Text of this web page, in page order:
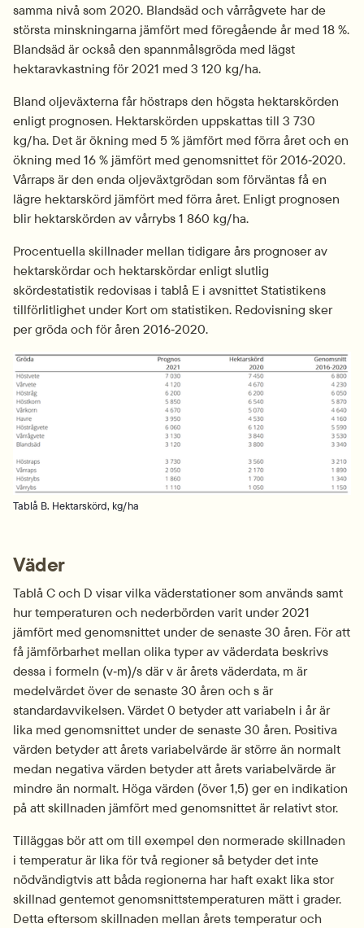
samma nivå som 2020. Blandsäd och vårrågvete har de
största minskningarna jämfört med föregående år med 18 %.
Blandsäd är också den spannmålsgröda med lägst
hektaravkastning för 2021 med 3 120 kg/ha.
Bland oljeväxterna får höstraps den högsta hektarskörden
enligt prognosen. Hektarskörden uppskattas till 3 730
kg/ha. Det är ökning med 5 % jämfört med förra året och en
ökning med 16 % jämfört med genomsnittet för 2016‑2020.
Vårraps är den enda oljeväxtgrödan som förväntas få en
lägre hektarskörd jämfört med förra året. Enligt prognosen
blir hektarskörden av vårrybs 1 860 kg/ha.
Procentuella skillnader mellan tidigare års prognoser av
hektarskördar och hektarskördar enligt slutlig
skördestatistik redovisas i tablå E i avsnittet Statistikens
tillförlitlighet under Kort om statistiken. Redovisning sker
per gröda och för åren 2016‑2020.
Tablå B. Hektarskörd, kg/ha
Väder
Tablå C och D visar vilka väderstationer som används samt
hur temperaturen och nederbörden varit under 2021
jämfört med genomsnittet under de senaste 30 åren. För att
få jämförbarhet mellan olika typer av väderdata beskrivs
dessa i formeln (v‑m)/s där v är årets väderdata, m är
medelvärdet över de senaste 30 åren och s är
standardavvikelsen. Värdet 0 betyder att variabeln i år är
lika med genomsnittet under de senaste 30 åren. Positiva
värden betyder att årets variabelvärde är större än normalt
medan negativa värden betyder att årets variabelvärde är
mindre än normalt. Höga värden (över 1,5) ger en indikation
på att skillnaden jämfört med genomsnittet är relativt stor.
Tilläggas bör att om till exempel den normerade skillnaden
i temperatur är lika för två regioner så betyder det inte
nödvändigtvis att båda regionerna har haft exakt lika stor
skillnad gentemot genomsnittstemperaturen mätt i grader.
Detta eftersom skillnaden mellan årets temperatur och